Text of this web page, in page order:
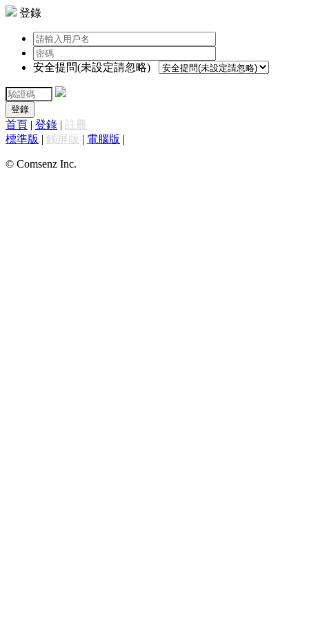
登錄
安全提問(未設定請忽略)
登錄
首頁 | 登錄 | 註冊
標準版 | 觸屏版 | 電腦版 |
© Comsenz Inc.